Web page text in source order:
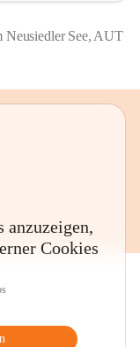
Neusiedler See, AUT
anzuzeigen,
Cookies